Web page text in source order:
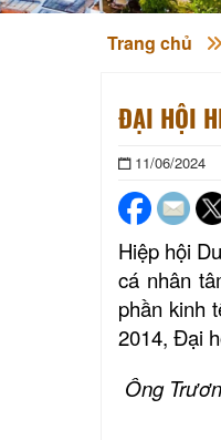
Trang chủ
ĐẠI HỘI
11/06/2024
Hiệp hội
cá nhân
phần kinh
2014, Đại
Ông